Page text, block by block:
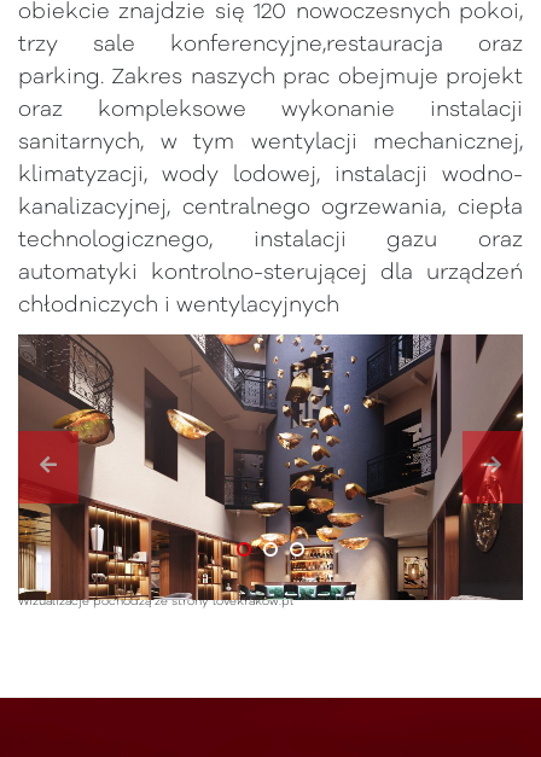
obiekcie znajdzie się 120 nowoczesnych pokoi,
trzy sale konferencyjne,restauracja oraz
parking. Zakres naszych prac obejmuje projekt
oraz kompleksowe wykonanie instalacji
sanitarnych, w tym wentylacji mechanicznej,
klimatyzacji, wody lodowej, instalacji wodno-
kanalizacyjnej, centralnego ogrzewania, ciepła
technologicznego, instalacji gazu oraz
automatyki kontrolno-sterującej dla urządzeń
chłodniczych i wentylacyjnych
Wizualizacje pochodzą ze strony lovekrakow.pl